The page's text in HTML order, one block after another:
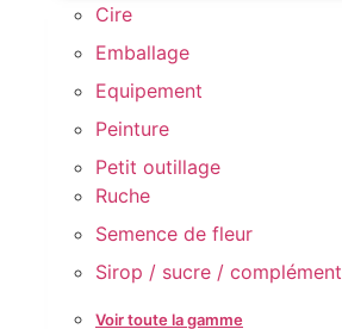
Cire
Emballage
Equipement
Peinture
Petit outillage
Ruche
Semence de fleur
Sirop / sucre / complément
Voir toute la gamme